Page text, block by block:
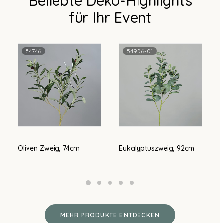
für Ihr Event
74cm Eukalyptuszweig, 92cm Efeuhänger,
MEHR PRODUKTE ENTDECKEN